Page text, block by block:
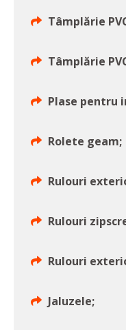
Tâmplărie
Tâmplărie
Plase pentru
Rolete geam;
Rulouri
Rulouri
Rulouri
Jaluzele;